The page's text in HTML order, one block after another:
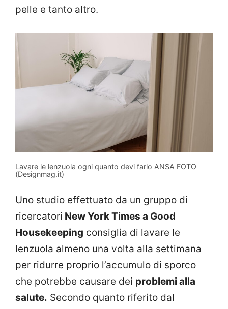
pelle e tanto altro.
Lavare le lenzuola ogni quanto devi farlo ANSA FOTO
(Designmag.it)
Uno studio effettuato da un gruppo di
ricercatori New York Times a Good
Housekeeping consiglia di lavare le
lenzuola almeno una volta alla settimana
per ridurre proprio l’accumulo di sporco
che potrebbe causare dei problemi alla
salute. Secondo quanto riferito dal